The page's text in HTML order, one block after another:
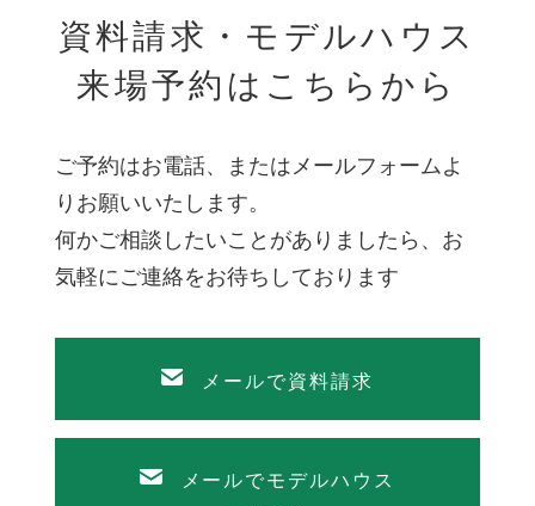
資料請求・モデルハウス
来場予約はこちらから
ご予約はお電話、またはメールフォームよ
りお願いいたします。
何かご相談したいことがありましたら、お
気軽にご連絡をお待ちしております
メールで資料請求
メールでモデルハウス